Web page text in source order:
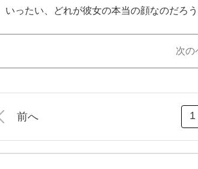
いったい、どれが彼女の本当の顔なのだろう
次の
前へ 1